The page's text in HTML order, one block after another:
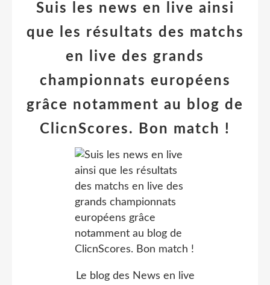
Suis les news en live ainsi
que les résultats des matchs
en live des grands
championnats européens
grâce notamment au blog de
ClicnScores. Bon match !
Le blog des News en live